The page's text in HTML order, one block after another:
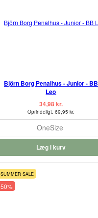
Björn Borg Penalhus - Junior - BB
Leo
34,98 kr.
Oprindeligt: 69,95 kr.
OneSize
Læg i kurv
SUMMER SALE
50%